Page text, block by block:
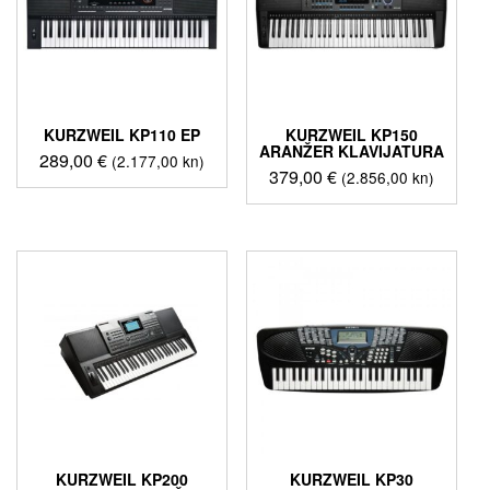
KURZWEIL KP110 EP
289,00€ (2.177,00 kn)
KURZWEIL KP150
ARANŽER KLAVIJATURA
379,00 € (2.856,00 kn)
KURZWEIL KP200 KURZWEIL KP30